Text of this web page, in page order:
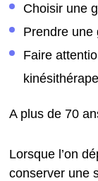
Choisir une
Prendre une
Faire
A plus de 70
Lorsque l’on
conserver une